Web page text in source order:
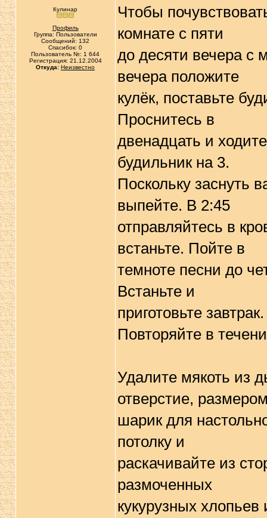
Кулинар
Профиль
Группа: Пользователи
Сообщений: 132
Спасибок: 0
Пользователь №: 1 644
Регистрация: 21.12.2004
Откуда: Неизвестно
Чтобы
комнате с пяти
до десяти вечера с
вечера положите
кулёк, поставьте
Проснитесь в
двенадцать и
будильник на 3.
Поскольку заснуть
выпейте. В 2:45
отправляйтесь в
встаньте. Пойте в
темноте песни до
Встаньте и
приготовьте завтрак.
Повторяйте в
Удалите мякоть из
отверстие,
шарик для
потолку и
раскачивайте из
размоченных
кукурузных